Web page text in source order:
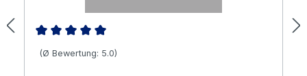
Durchschnittliche Bewertung von 5 von 5 Sternen
(Ø Bewertung: 5.0)